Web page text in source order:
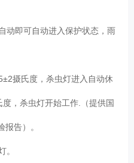
动即可自动进入保护状态，雨
摄氏度，杀虫灯进入自动休
，杀虫灯开始工作.（提供国
报告）。
。